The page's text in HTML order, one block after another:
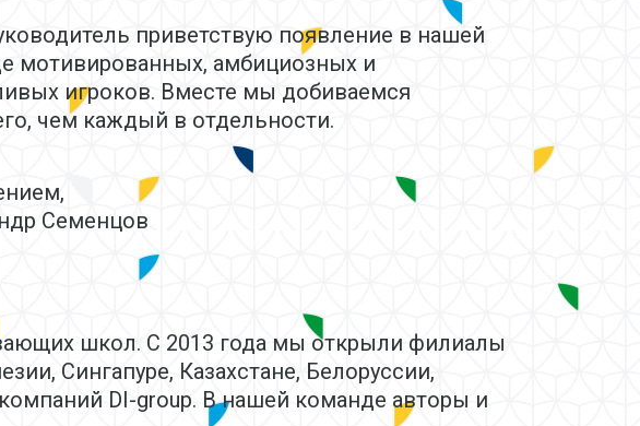
приветствую появление в нашей
мотивированных, амбициозных и
игроков. Вместе мы добиваемся
чем каждый в отдельности.
Семенцов
школ. С 2013 года мы открыли филиалы
Сингапуре, Казахстане, Белоруссии,
DI-group. В нашей команде авторы и